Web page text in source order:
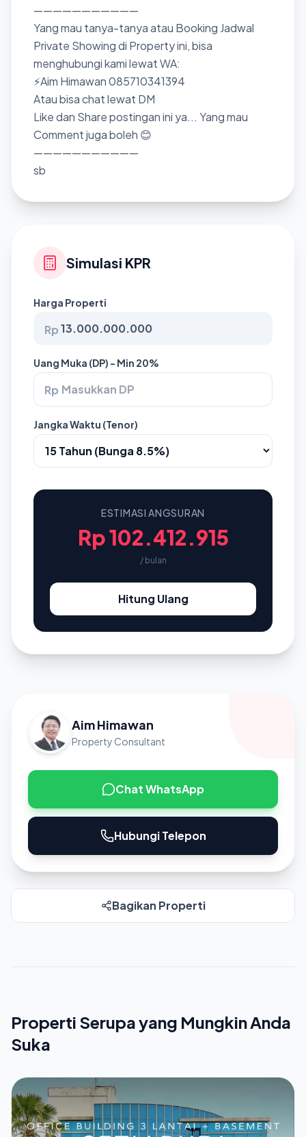
———————————
Yang mau tanya-tanya atau Booking Jadwal
Private Showing di Property ini, bisa
menghubungi kami lewat WA:
⚡Aim Himawan 085710341394
Atau bisa chat lewat DM
Like dan Share postingan ini ya... Yang mau
Comment juga boleh 😊
———————————
sb
Simulasi KPR
Harga Properti
Rp
Uang Muka (DP) - Min 20%
Rp
Jangka Waktu (Tenor)
ESTIMASI ANGSURAN
Rp 102.412.915
/ bulan
Hitung Ulang
Aim Himawan
Property Consultant
Chat WhatsApp
Hubungi Telepon
Bagikan Properti
Properti Serupa yang Mungkin Anda
Suka